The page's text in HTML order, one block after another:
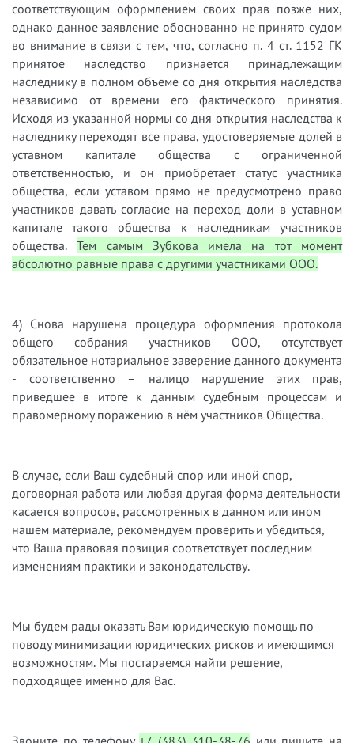
соответствующим оформлением своих прав позже них,
однако данное заявление обоснованно не принято судом
во внимание в связи с тем, что, согласно п. 4 ст. 1152 ГК
принятое наследство признается принадлежащим
наследнику в полном объеме со дня открытия наследства
независимо от времени его фактического принятия.
Исходя из указанной нормы со дня открытия наследства к
наследнику переходят все права, удостоверяемые долей в
уставном капитале общества с ограниченной
ответственностью, и он приобретает статус участника
общества, если уставом прямо не предусмотрено право
участников давать согласие на переход доли в уставном
капитале такого общества к наследникам участников
общества.Тем самым Зубкова имела на тот момент
абсолютно равные права с другими участниками ООО.
4) Снова нарушена процедура оформления протокола
общего собрания участников ООО, отсутствует
обязательное нотариальное заверение данного документа
- соответственно – налицо нарушение этих прав,
приведшее в итоге к данным судебным процессам и
правомерному поражению в нём участников Общества.
В случае, если Ваш судебный спор или иной спор,
договорная работа или любая другая форма деятельности
касается вопросов, рассмотренных в данном или ином
нашем материале, рекомендуем проверить и убедиться,
что Ваша правовая позиция соответствует последним
изменениям практики и законодательству.
Мы будем рады оказать Вам юридическую помощь по
поводу минимизации юридических рисков и имеющимся
возможностям. Мы постараемся найти решение,
подходящее именно для Вас.